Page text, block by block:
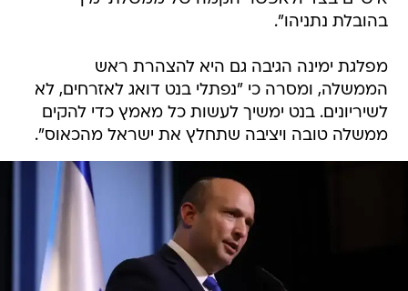
בהובלת נתניהו".
מפלגת ימינה הגיבה גם היא להצהרת ראש
הממשלה, ומסרה כי "נפתלי בנט דואג לאזרחים, לא
לשיריונים. בנט ימשיך לעשות כל מאמץ כדי להקים
ממשלה טובה ויציבה שתחלץ את ישראל מהכאוס".